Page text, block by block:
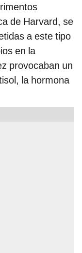
de Harvard, se
a este tipo
en la
provocaban un
la hormona